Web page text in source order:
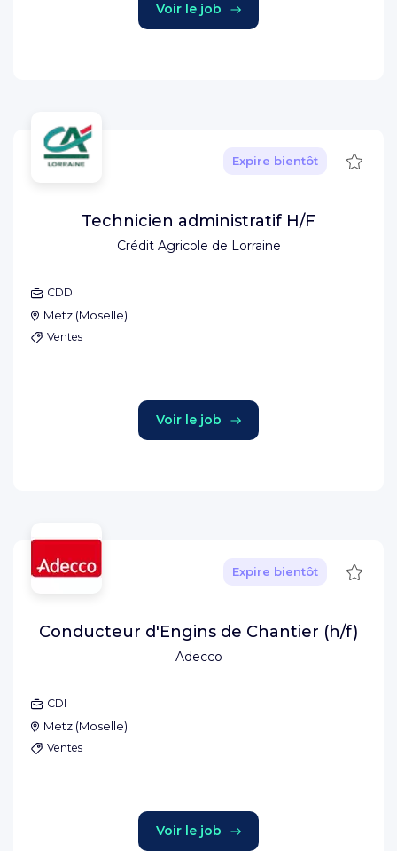
Voir le job
Crédit Agricole de Lorraine
Expire bientôt
Technicien administratif H/F
CDD
Metz (Moselle)
Ventes
Voir le job
Adecco
Expire bientôt
Conducteur d'Engins de Chantier (h/f)
CDI
Metz (Moselle)
Ventes
Voir le job